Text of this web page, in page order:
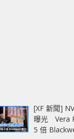
[XF 新聞]
曝光 Vera
5 倍